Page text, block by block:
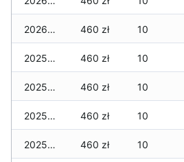
2026-01-01 460 zł 10
2025-12-31 460 zł 10
2025-12-30 460 zł 10
2025-12-29 460 zł 10
2025-12-28 460 zł 10